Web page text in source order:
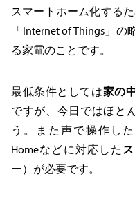
スマートホーム化する
「Internet of Things」
る家電のことです。
最低条件としては家の
ですが、今日ではほと
う。また声で操作した
Homeなどに対応した
ー）が必要です。